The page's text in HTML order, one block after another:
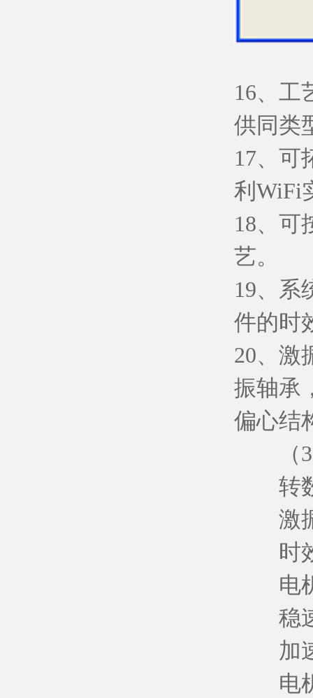
16、工
供同类
17、可
利WiFi
18、可
艺。
19、系
件的时
20、激
振轴承
偏心结
（3
转数
激振
时效
电机
稳速
加速
电机